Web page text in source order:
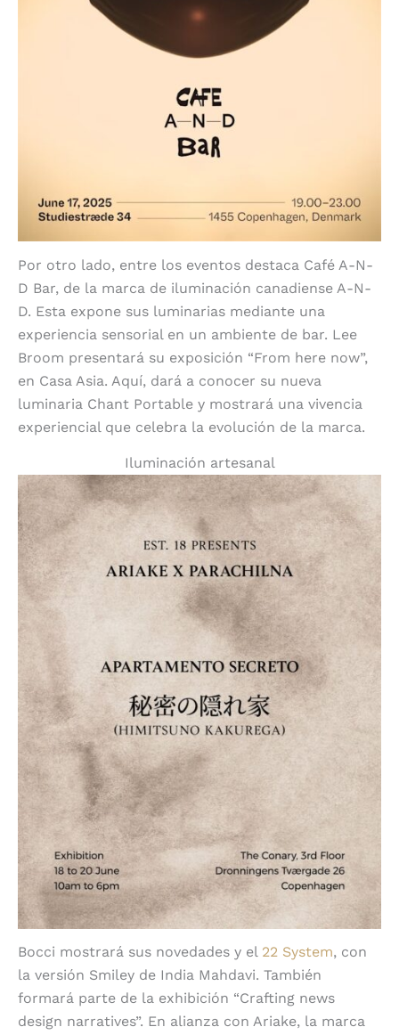
Por otro lado, entre los eventos destaca Café A-N-
D Bar, de la marca de iluminación canadiense A-N-
D. Esta expone sus luminarias mediante una
experiencia sensorial en un ambiente de bar. Lee
Broom presentará su exposición “From here now”,
en Casa Asia. Aquí, dará a conocer su nueva
luminaria Chant Portable y mostrará una vivencia
experiencial que celebra la evolución de la marca.
Iluminación artesanal
Bocci mostrará sus novedades y el 22 System, con
la versión Smiley de India Mahdavi. También
formará parte de la exhibición “Crafting news
design narratives”. En alianza con Ariake, la marca